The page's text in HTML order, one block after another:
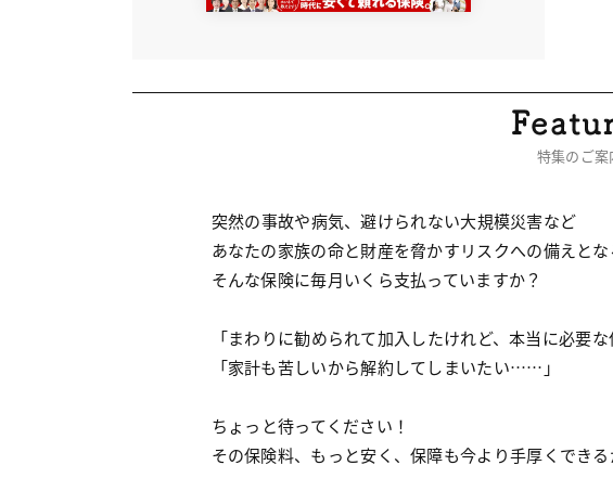
特集のご案
突然の事故や病気、避けられない大規模災害など
あなたの家族の命と財産を脅かすリスクへの備えとな
そんな保険に毎月いくら支払っていますか？
「まわりに勧められて加入したけれど、本当に必要
「家計も苦しいから解約してしまいたい……」
ちょっと待ってください！
その保険料、もっと安く、保障も今より手厚くできる